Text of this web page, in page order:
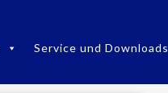
Service und Downloads